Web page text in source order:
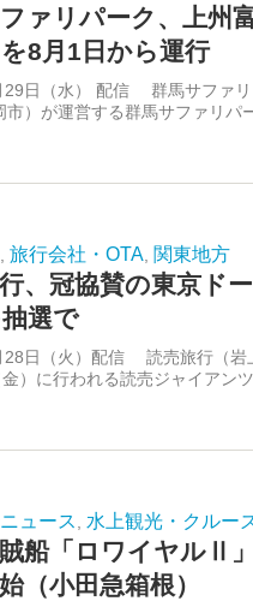
ァリパーク、上州
8月1日から運行
29日（水） 配信 群馬サファリ
市）が運営する群馬サファリパ
, 旅行会社・OTA, 関東地方
、冠協賛の東京ド
選で
28日（火）配信 読売旅行（岩
）に行われる読売ジャイアン
ュース 水上観光・クルー
船「ロワイヤルⅡ
（小田急箱根）